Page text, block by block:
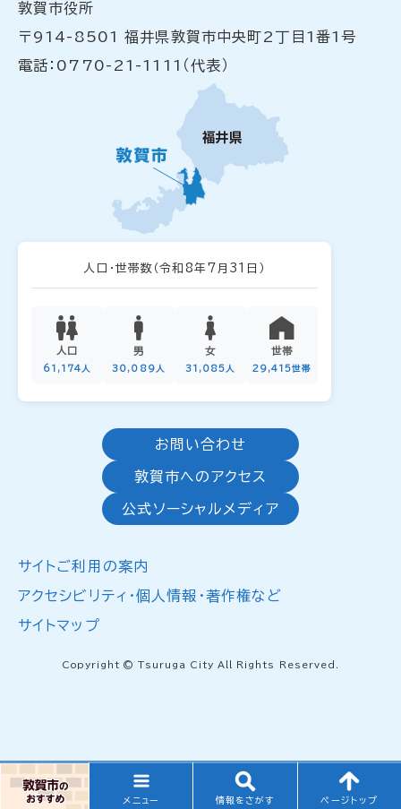
メニュー 情報をさがす ページトップ
敦賀市役所
〒914-8501 福井県敦賀市中央町2丁目1番1号
電話：0770-21-1111（代表）
人口・世帯数 （令和8年7月31日）
人口
61,174人
男
30,089人
女
31,085人
世帯
29,415世帯
お問い合わせ
敦賀市へのアクセス
公式ソーシャルメディア
サイトご利用の案内
アクセシビリティ・個人情報・著作権など
サイトマップ
Copyright © Tsuruga City All Rights Reserved.